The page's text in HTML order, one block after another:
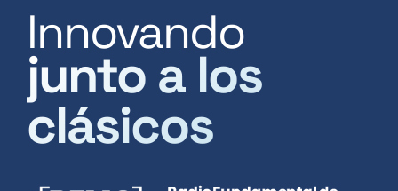
Innovando
junto a los
clásicos